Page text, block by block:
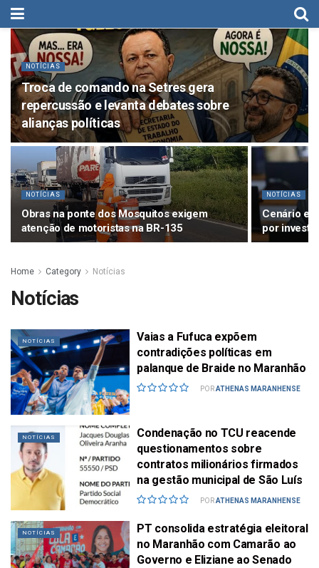
NOTÍCIAS
Troca de comando na Setres gera
repercussão e levanta debates sobre
alianças políticas
NOTÍCIAS
Obras na ponte dos Mosquitos exigem
atenção de motoristas na BR-135
NOTÍCIAS
Cenário
por
Home Category Notícias
Notícias
NOTÍCIAS
Vaias a Fufuca expõem
contradições políticas em
palanque de Braide no Maranhão
PORATHENAS MARANHENSE
NOTÍCIAS
Condenação no TCU reacende
questionamentos sobre
contratos milionários firmados
na gestão municipal de São Luís
PORATHENAS MARANHENSE
NOTÍCIAS
PT consolida estratégia eleitoral
no Maranhão com Camarão ao
Governo e Eliziane ao Senado